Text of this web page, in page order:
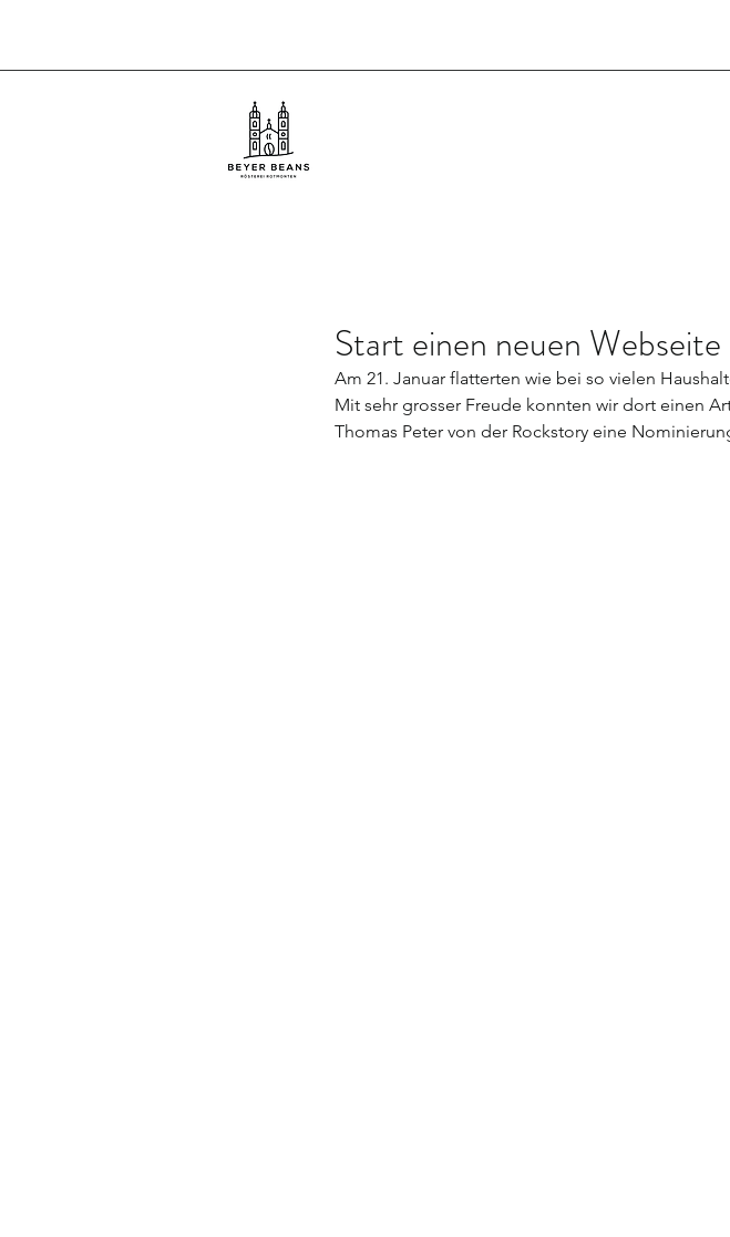
Start einen neuen Webseite
Am 21. Januar flatterten wie bei so vielen
Mit sehr grosser Freude konnten wir dort einen
Thomas Peter von der Rockstory eine